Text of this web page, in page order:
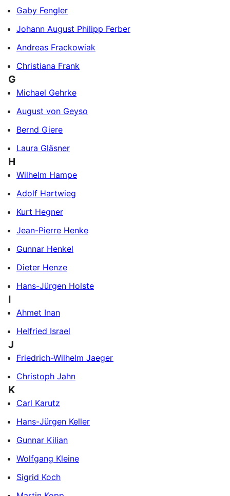
Gaby Fengler
Johann August Philipp Ferber
Andreas Frackowiak
Christiana Frank
G
Michael Gehrke
August von Geyso
Bernd Giere
Laura Gläsner
H
Wilhelm Hampe
Adolf Hartwieg
Kurt Hegner
Jean-Pierre Henke
Gunnar Henkel
Dieter Henze
Hans-Jürgen Holste
I
Ahmet Inan
Helfried Israel
J
Friedrich-Wilhelm Jaeger
Christoph Jahn
K
Carl Karutz
Hans-Jürgen Keller
Gunnar Kilian
Wolfgang Kleine
Sigrid Koch